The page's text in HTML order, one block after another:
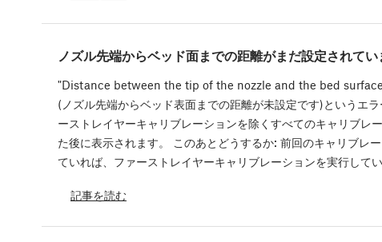
ノズル先端からベッド面までの距離がまだ設定されてい
"Distance between the tip of the nozzle and the bed
(ノズル先端からベッド表面までの距離が未設定です)というエ
ーストレイヤーキャリブレーションを除くすべてのキャリブレ
た後に表示されます。 このあとどうするか: 前回のキャリブレ
ていれば、ファーストレイヤーキャリブレーションを実行して
記事を読む